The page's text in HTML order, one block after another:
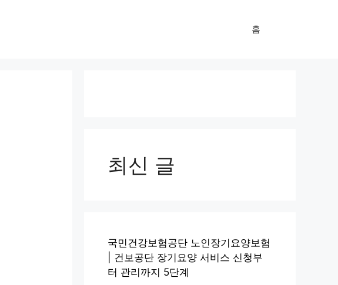
홈
최신 글
국민건강보험공단 노인장기요양보험
| 건보공단 장기요양 서비스 신청부
터 관리까지 5단계